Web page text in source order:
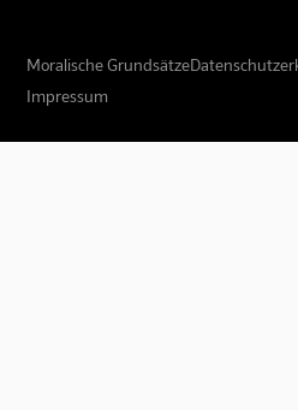
Moralische Grundsätze
Impressum